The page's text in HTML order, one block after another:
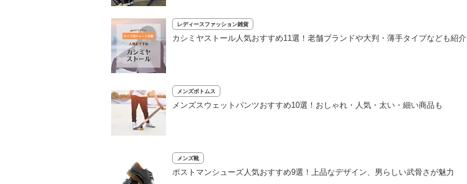
レディースファッション雑貨
カシミヤストール人気おすすめ11選！老舗ブランドや大判・薄手タイプなども紹介
メンズボトムス
メンズスウェットパンツおすすめ10選！おしゃれ・人気・太い・細い商品も
メンズ靴
ポストマンシューズ人気おすすめ9選！上品なデザイン、男らしい武骨さが魅力